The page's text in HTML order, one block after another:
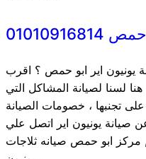
يونيون اير ابو حمص ؟ اقرب
لسنا لصيانة المشاكل التي
تجنبها ، خصومات الصيانة
صيانة يونيون اير اتصل علي
مركز ابو حمص صيانه ثلاجات